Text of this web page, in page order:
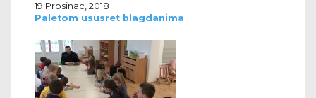
19 Prosinac, 2018
Paletom ususret blagdanima